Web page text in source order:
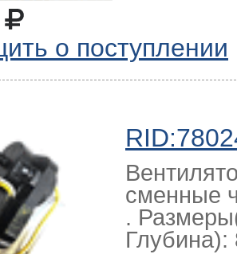
о поступлении
сменные
.
Глубина):